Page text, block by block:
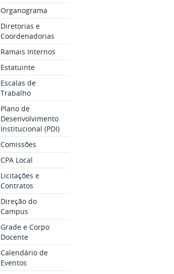
Organograma
Diretorias e
Coordenadorias
Ramais Internos
Estatuinte
Escalas de
Trabalho
Plano de
Desenvolvimento
Institucional (PDI)
Comissões
CPA Local
Licitações e
Contratos
Direção do
Campus
Grade e Corpo
Docente
Calendário de
Eventos